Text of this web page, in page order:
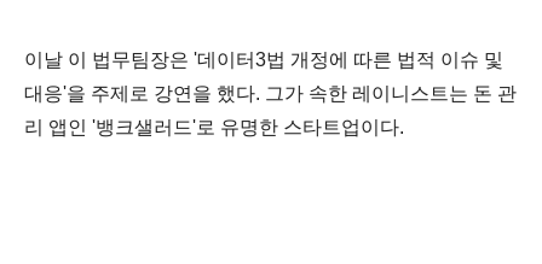
이날 이 법무팀장은 '데이터3법 개정에 따른 법적 이슈 및
대응'을 주제로 강연을 했다. 그가 속한 레이니스트는 돈 관
리 앱인 '뱅크샐러드'로 유명한 스타트업이다.